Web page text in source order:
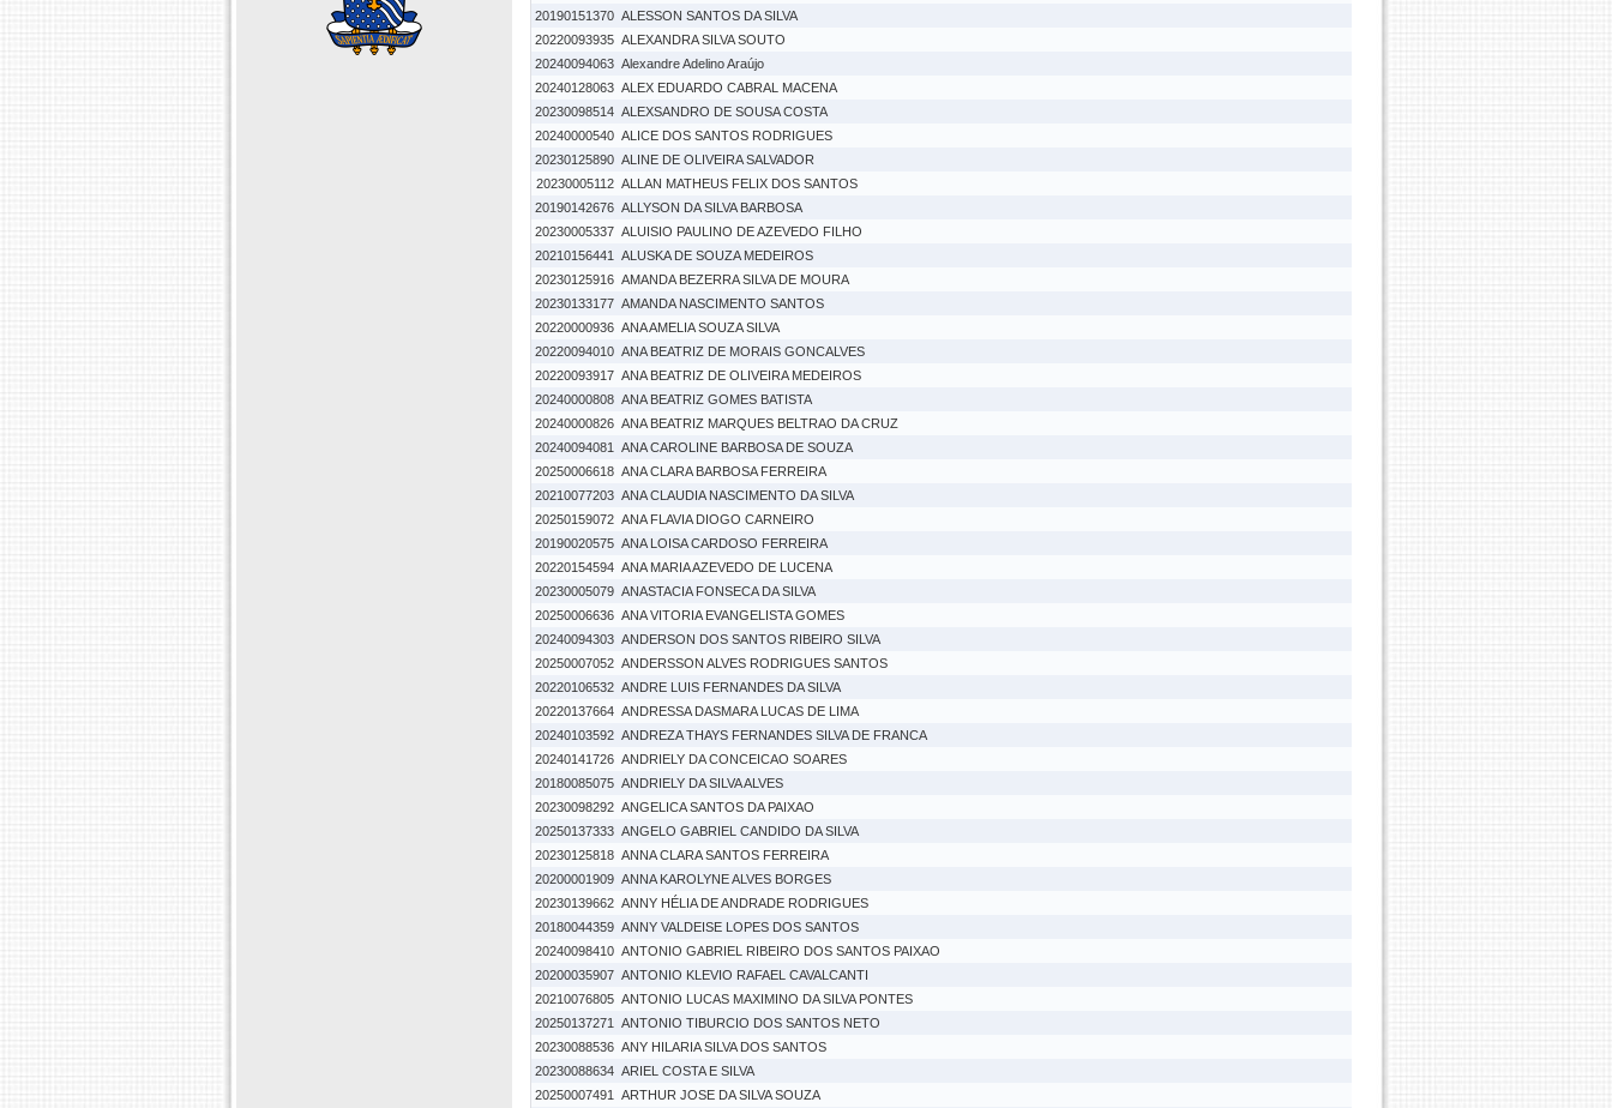
20190151370 ALESSON SANTOS DA SILVA
20220093935 ALEXANDRA SILVA SOUTO
20240094063 Alexandre Adelino Araújo
20240128063 ALEX EDUARDO CABRAL MACENA
20230098514 ALEXSANDRO DE SOUSA COSTA
20240000540 ALICE DOS SANTOS RODRIGUES
20230125890 ALINE DE OLIVEIRA SALVADOR
20230005112 ALLAN MATHEUS FELIX DOS SANTOS
20190142676 ALLYSON DA SILVA BARBOSA
20230005337 ALUISIO PAULINO DE AZEVEDO FILHO
20210156441
ALUSKA DE SOUZA MEDEIROS
20230125916 AMANDA BEZERRA SILVA DE MOURA
20230133177 AMANDA NASCIMENTO SANTOS
20220000936 ANA AMELIA SOUZA SILVA
20220094010 ANA BEATRIZ DE MORAIS GONCALVES
20220093917 ANA BEATRIZ DE OLIVEIRA MEDEIROS
20240000808 ANA BEATRIZ GOMES BATISTA
20240000826 ANA BEATRIZ MARQUES BELTRAO DA CRUZ
20240094081
ANA CAROLINE BARBOSA DE SOUZA
20250006618 ANA CLARA BARBOSA FERREIRA
20210077203 ANA CLAUDIA NASCIMENTO DA SILVA
20250159072 ANA FLAVIA DIOGO CARNEIRO
20190020575 ANA LOISA CARDOSO FERREIRA
20220154594 ANA MARIA AZEVEDO DE LUCENA
20230005079 ANASTACIA FONSECA DA SILVA
20250006636 ANA VITORIA EVANGELISTA GOMES
20240094303 ANDERSON DOS SANTOS RIBEIRO SILVA
20250007052 ANDERSSON ALVES RODRIGUES SANTOS
20220106532 ANDRE LUIS FERNANDES DA SILVA
20220137664 ANDRESSA DASMARA LUCAS DE LIMA
20240103592 ANDREZA THAYS FERNANDES SILVA DE FRANCA
20240141726 ANDRIELY DA CONCEICAO SOARES
20180085075 ANDRIELY DA SILVA ALVES
20230098292 ANGELICA SANTOS DA PAIXAO
20250137333 ANGELO GABRIEL CANDIDO DA SILVA
20230125818 ANNA CLARA SANTOS FERREIRA
20200001909 ANNA KAROLYNE ALVES BORGES
20230139662 ANNY HÉLIA DE ANDRADE RODRIGUES
20180044359 ANNY VALDEISE LOPES DOS SANTOS
20240098410 ANTONIO GABRIEL RIBEIRO DOS SANTOS PAIXAO
20200035907 ANTONIO KLEVIO RAFAEL CAVALCANTI
20210076805 ANTONIO LUCAS MAXIMINO DA SILVA PONTES
20250137271
ANTONIO TIBURCIO DOS SANTOS NETO
20230088536 ANY HILARIA SILVA DOS SANTOS
20230088634 ARIEL COSTA E SILVA
20250007491
ARTHUR JOSE DA SILVA SOUZA